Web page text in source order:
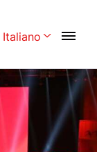
Italiano